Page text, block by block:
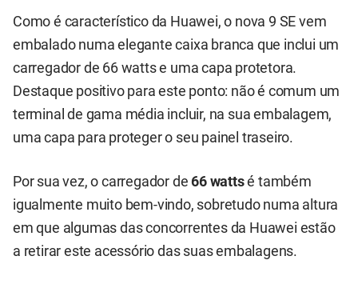
Como é característico da Huawei, o nova 9 SE vem
embalado numa elegante caixa branca que inclui um
carregador de 66 watts e uma capa protetora.
Destaque positivo para este ponto: não é comum um
terminal de gama média incluir, na sua embalagem,
uma capa para proteger o seu painel traseiro.
Por sua vez, o carregador de66 wattsé também
igualmente muito bem-vindo, sobretudo numa altura
em que algumas das concorrentes da Huawei estão
a retirar este acessório das suas embalagens.